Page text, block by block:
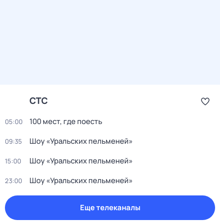
СТС
05:00 100 мест, где поесть
09:35 Шоу «Уральских пельменей»
15:00 Шоу «Уральских пельменей»
23:00 Шоу «Уральских пельменей»
Еще телеканалы